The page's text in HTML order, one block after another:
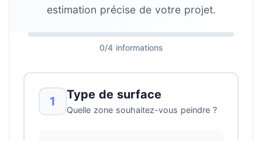
estimation précise de votre projet.
0/4 informations
1 Type de surface
Quelle zone souhaitez-vous peindre ?